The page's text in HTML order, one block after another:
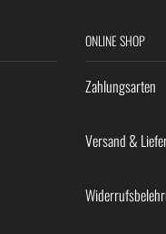
ONLINE SHOP
Zahlungsarten
Versand &